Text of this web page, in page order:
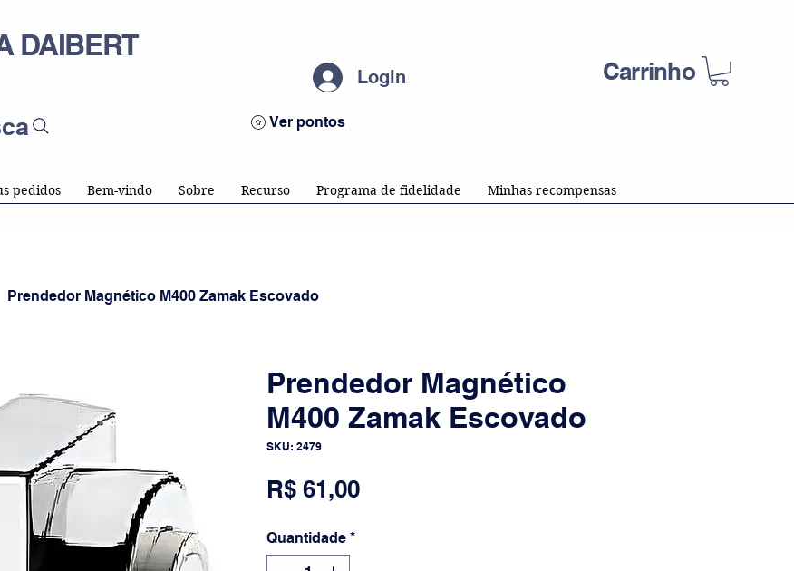
DAIBERT
Login Carrinho
Ver pontos
pedidos Bem-vindo Sobre Recurso Programa de fidelidade Minhas recompensas
Prendedor Magnético M400 Zamak Escovado
Prendedor Magnético
M400 Zamak Escovado
SKU: 2479
R$ 61,00Preço
Quantidade *